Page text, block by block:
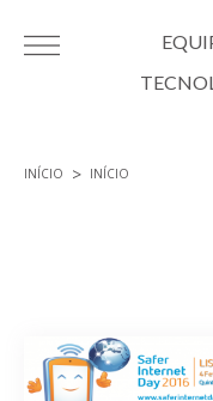
INÍCIO INÍCIO
Páginas